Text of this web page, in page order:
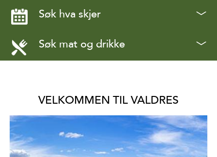
Søk hva skjer
Søk mat og drikke
VELKOMMEN TIL VALDRES